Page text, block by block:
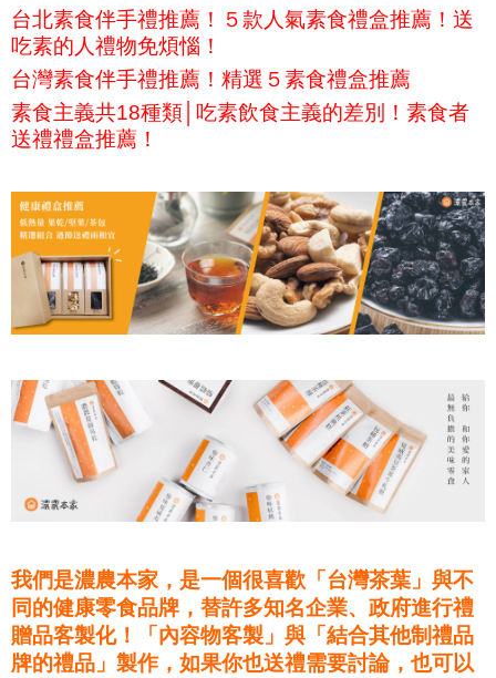
台北素食伴手禮推薦！５款人氣素食禮盒推薦！送
吃素的人禮物免煩惱！
台灣素食伴手禮推薦！精選５素食禮盒推薦
素食主義共18種類│吃素飲食主義的差別！素食者
送禮禮盒推薦！
我們是濃農本家，是一個很喜歡「台灣茶葉」與不
同的健康零食品牌，替許多知名企業、政府進行禮
贈品客製化！「內容物客製」與「結合其他制禮品
牌的禮品」製作，如果你也送禮需要討論，也可以